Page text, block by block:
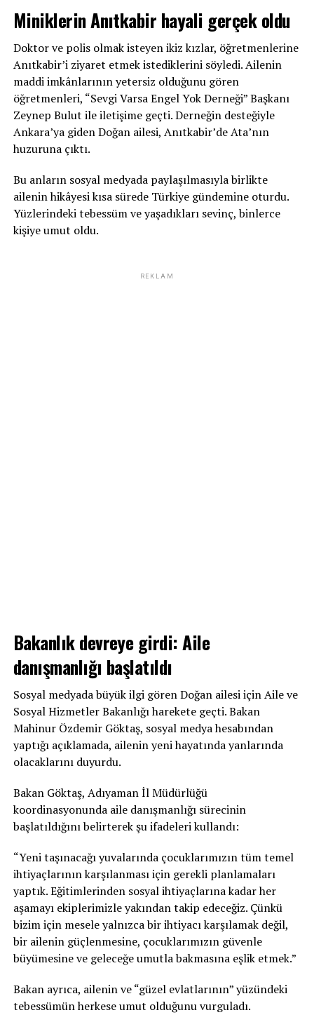
Miniklerin Anıtkabir hayali gerçek oldu
Doktor ve polis olmak isteyen ikiz kızlar, öğretmenlerine
Anıtkabir’i ziyaret etmek istediklerini söyledi. Ailenin
maddi imkânlarının yetersiz olduğunu gören
öğretmenleri, “Sevgi Varsa Engel Yok Derneği” Başkanı
Zeynep Bulut ile iletişime geçti. Derneğin desteğiyle
Ankara’ya giden Doğan ailesi, Anıtkabir’de Ata’nın
huzuruna çıktı.
Bu anların sosyal medyada paylaşılmasıyla birlikte
ailenin hikâyesi kısa sürede Türkiye gündemine oturdu.
Yüzlerindeki tebessüm ve yaşadıkları sevinç, binlerce
kişiye umut oldu.
REKLAM
Bakanlık devreye girdi: Aile
danışmanlığı başlatıldı
Sosyal medyada büyük ilgi gören Doğan ailesi için Aile ve
Sosyal Hizmetler Bakanlığı harekete geçti. Bakan
Mahinur Özdemir Göktaş, sosyal medya hesabından
yaptığı açıklamada, ailenin yeni hayatında yanlarında
olacaklarını duyurdu.
Bakan Göktaş, Adıyaman İl Müdürlüğü
koordinasyonunda aile danışmanlığı sürecinin
başlatıldığını belirterek şu ifadeleri kullandı:
“Yeni taşınacağı yuvalarında çocuklarımızın tüm temel
ihtiyaçlarının karşılanması için gerekli planlamaları
yaptık. Eğitimlerinden sosyal ihtiyaçlarına kadar her
aşamayı ekiplerimizle yakından takip edeceğiz. Çünkü
bizim için mesele yalnızca bir ihtiyacı karşılamak değil,
bir ailenin güçlenmesine, çocuklarımızın güvenle
büyümesine ve geleceğe umutla bakmasına eşlik etmek.”
Bakan ayrıca, ailenin ve “güzel evlatlarının” yüzündeki
tebessümün herkese umut olduğunu vurguladı.